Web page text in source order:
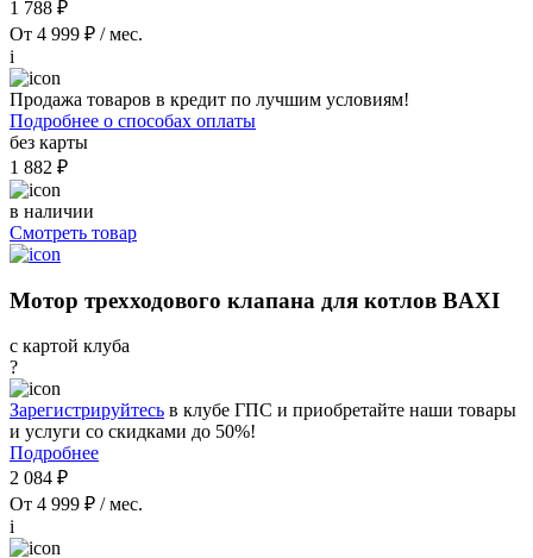
1 788 ₽
От 4 999 ₽ / мес.
i
Продажа товаров в кредит по лучшим условиям!
Подробнее о способах оплаты
без карты
1 882 ₽
в наличии
Смотреть товар
Мотор трехходового клапана для котлов BAXI
с картой клуба
?
Зарегистрируйтесь в клубе ГПС и приобретайте наши товары
и услуги со скидками до 50%!
Подробнее
2 084 ₽
От 4 999 ₽ / мес.
i